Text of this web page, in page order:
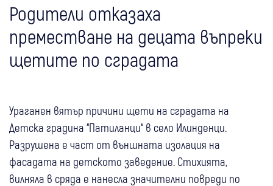
Родители отказаха
преместване на децата въпреки
щетите по сградата
Ураганен вятър причини щети на сградата на
Детска градина “Патиланци“ в село Илинденци.
Разрушена е част от външната изолация на
фасадата на детското заведение. Стихията,
вилняла в сряда е нанесла значителни повреди по